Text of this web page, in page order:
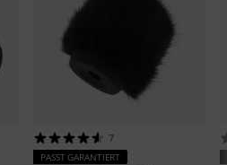
7
PASST GARANTIERT